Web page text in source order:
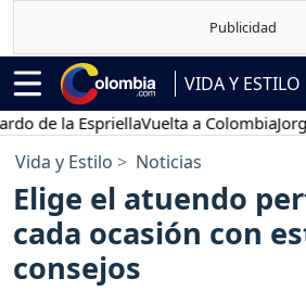
VIDA Y ESTILO
la EspriellaVuelta a ColombiaJorge
Vida y Estilo Noticias
Elige el atuendo
cada ocasión con
consejos